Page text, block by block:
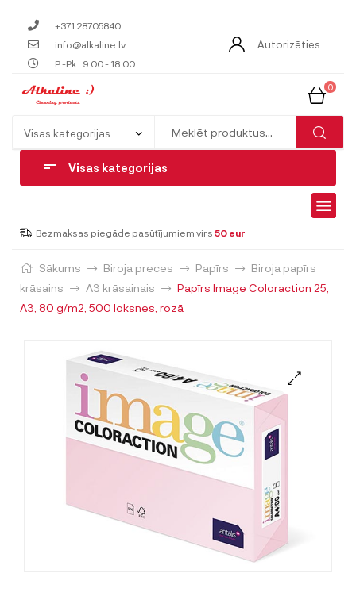
+371 28705840
info@alkaline.lv
P.-Pk.: 9:00 - 18:00
Autorizēties
0
Visas kategorijas
Bezmaksas piegāde pasūtījumiem virs 50 eur
Sākums Biroja preces Papīrs
Biroja papīrs
krāsains
A3 krāsainais
Papīrs Image Coloraction 25,
A3, 80 g/m2, 500 loksnes, rozā